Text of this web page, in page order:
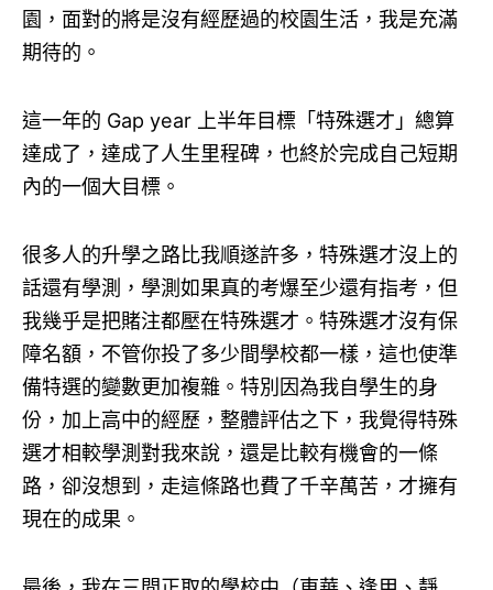
園，面對的將是沒有經歷過的校園生活，我是充滿
期待的。
這一年的 Gap year 上半年目標「特殊選才」總算
達成了，達成了人生里程碑，也終於完成自己短期
內的一個大目標。
很多人的升學之路比我順遂許多，特殊選才沒上的
話還有學測，學測如果真的考爆至少還有指考，但
我幾乎是把賭注都壓在特殊選才。特殊選才沒有保
障名額，不管你投了多少間學校都一樣，這也使準
備特選的變數更加複雜。特別因為我自學生的身
份，加上高中的經歷，整體評估之下，我覺得特殊
選才相較學測對我來說，還是比較有機會的一條
路，卻沒想到，走這條路也費了千辛萬苦，才擁有
現在的成果。